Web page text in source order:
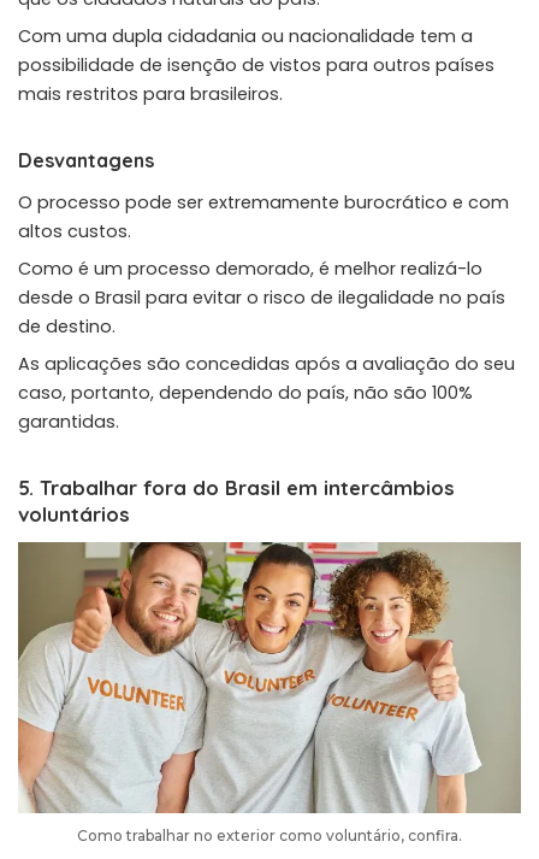
Com uma dupla cidadania ou nacionalidade tem a
possibilidade de isenção de vistos para outros países
mais restritos para brasileiros.
Desvantagens
O processo pode ser extremamente burocrático e com
altos custos.
Como é um processo demorado, é melhor realizá-lo
desde o Brasil para evitar o risco de ilegalidade no país
de destino.
As aplicações são concedidas após a avaliação do seu
caso, portanto, dependendo do país, não são 100%
garantidas.
5. Trabalhar fora do Brasil em intercâmbios
voluntários
Como trabalhar no exterior como voluntário, confira.